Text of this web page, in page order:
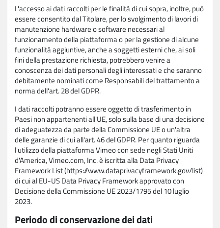
L'accesso ai dati raccolti per le finalità di cui sopra, inoltre, può
essere consentito dal Titolare, per lo svolgimento di lavori di
manutenzione hardware o software necessari al
funzionamento della piattaforma o per la gestione di alcune
funzionalità aggiuntive, anche a soggetti esterni che, ai soli
fini della prestazione richiesta, potrebbero venire a
conoscenza dei dati personali degli interessati e che saranno
debitamente nominati come Responsabili del trattamento a
norma dell'art. 28 del GDPR.
I dati raccolti potranno essere oggetto di trasferimento in
Paesi non appartenenti all'UE, solo sulla base di una decisione
di adeguatezza da parte della Commissione UE o un'altra
delle garanzie di cui all'art. 46 del GDPR. Per quanto riguarda
l'utilizzo della piattaforma Vimeo con sede negli Stati Uniti
d'America, Vimeo.com, Inc. è iscritta alla Data Privacy
Framework List (https://www.dataprivacyframework.gov/list)
di cui al EU-US Data Privacy Framework approvato con
Decisione della Commissione UE 2023/1795 del 10 luglio
2023.
Periodo di conservazione dei dati